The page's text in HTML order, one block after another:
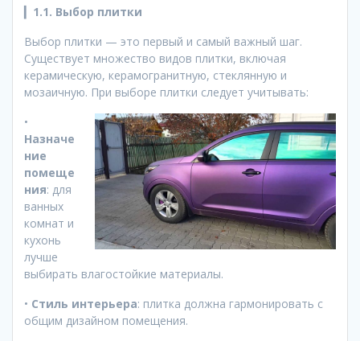
1.1. Выбор плитки
Выбор плитки — это первый и самый важный шаг.
Существует множество видов плитки, включая
керамическую, керамогранитную, стеклянную и
мозаичную. При выборе плитки следует учитывать:
•
Назначе
ние
помеще
ния: для
ванных
комнат и
кухонь
лучше
выбирать влагостойкие материалы.
• Стиль интерьера: плитка должна гармонировать с
общим дизайном помещения.